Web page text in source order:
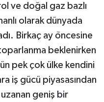
ve doğal gaz bazlı
olarak dünyada
Birkaç ay öncesine
beklenirken
pek çok ülke kendini
iş gücü piyasasından
geniş bir